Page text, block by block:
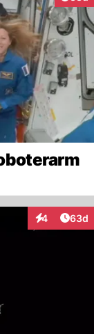
4
Interaktionen
63d